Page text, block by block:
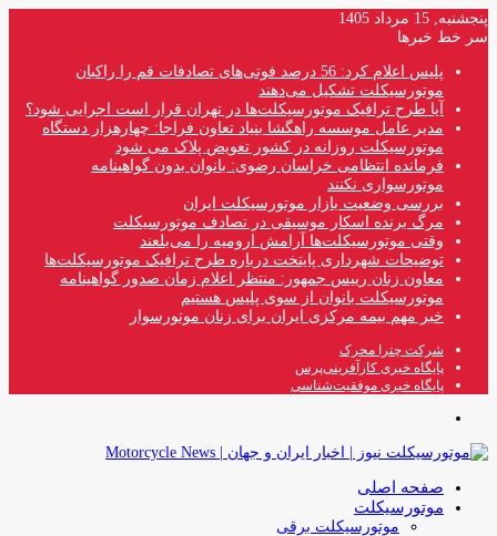
پنجشنبه, 15 مرداد 1405
سر خط خبرها
پلیس اعلام کرد: 56 درصد فوتی‌های تصادفات قم را راکبان
موتورسیکلت تشکیل می‌دهند
آیا طرح ترافیک موتورسیکلت‌ها در تهران قرار است اجرایی شود؟
مدیر عامل موسسه راهگشا بنیاد تعاون فراجا: چهارهزار دستگاه
موتورسیکلت روزانه در کشور تعویض پلاک می شود
فرمانده انتظامی خراسان رضوی: بانوان بدون گواهینامه
موتورسواری نکنند
بررسی وضعیت بازار موتورسیکلت ایران
مرگ برنده اسکار موسیقی در تصادف موتورسیکلت
وقتی موتورسیکلت‌ها آرامش ارومیه را می‌بلعند
توضیحات شهرداری پایتخت درباره طرح ترافیک موتورسیکلت‌ها
معاون زنان رییس جمهور: منتظر اعلام زمان صدور گواهینامه
موتورسیکلت بانوان از سوی پلیس هستیم
خبر مهم بیمه مرکزی ایران برای زنان موتورسوار
شرکت چترا محرک
پایگاه خبری کارآفرینی‌پرس
پایگاه خبری موفقیت‌شناسی
صفحه اصلی
موتورسیکلت
موتورسیکلت برقی